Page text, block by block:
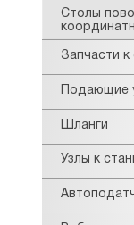
Столы
Запчасти к
Подающие
Шланги
Узлы к